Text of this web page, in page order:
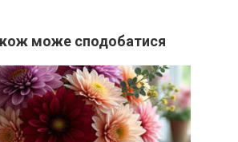
може сподобатися